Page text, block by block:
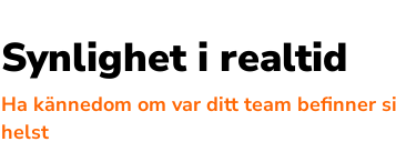
Synlighet i realtid
Ha kännedom om var ditt team befinner
helst